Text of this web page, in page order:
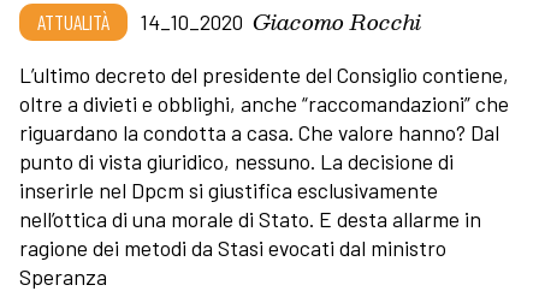
ATTUALITÀ 14_10_2020 Giacomo Rocchi
L’ultimo decreto del presidente del Consiglio contiene,
oltre a divieti e obblighi, anche “raccomandazioni” che
riguardano la condotta a casa. Che valore hanno? Dal
punto di vista giuridico, nessuno. La decisione di
inserirle nel Dpcm si giustifica esclusivamente
nell’ottica di una morale di Stato. E desta allarme in
ragione dei metodi da Stasi evocati dal ministro
Speranza